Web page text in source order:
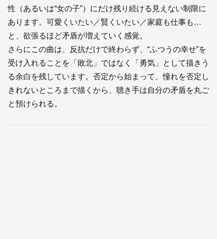
性（あるいは“女の子”）にだけ残り続ける見えない制限に
あります。可愛くいたい／賢くいたい／家庭も仕事も…
と、欲張るほど矛盾が増えていく感覚。
さらにこの曲は、反抗だけで終わらず、“ふつうの幸せ”を
受け入れることを「敗北」ではなく「勇気」として描きう
る余白を残しています。否定から始まって、憧れを否定し
きれないところまで描くから、聴き手は自分の矛盾を丸ご
と預けられる。